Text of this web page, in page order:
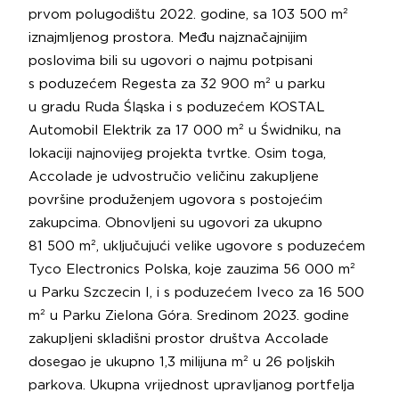
prvom polugodištu 2022. godine, sa 103 500 m²
iznajmljenog prostora. Među najznačajnijim
poslovima bili su ugovori o najmu potpisani
s poduzećem Regesta za 32 900 m² u parku
u gradu Ruda Śląska i s poduzećem KOSTAL
Automobil Elektrik za 17 000 m² u Świdniku, na
lokaciji najnovijeg projekta tvrtke. Osim toga,
Accolade je udvostručio veličinu zakupljene
površine produženjem ugovora s postojećim
zakupcima. Obnovljeni su ugovori za ukupno
81 500 m², uključujući velike ugovore s poduzećem
Tyco Electronics Polska, koje zauzima 56 000 m²
u Parku Szczecin I, i s poduzećem Iveco za 16 500
m² u Parku Zielona Góra. Sredinom 2023. godine
zakupljeni skladišni prostor društva Accolade
dosegao je ukupno 1,3 milijuna m² u 26 poljskih
parkova. Ukupna vrijednost upravljanog portfelja